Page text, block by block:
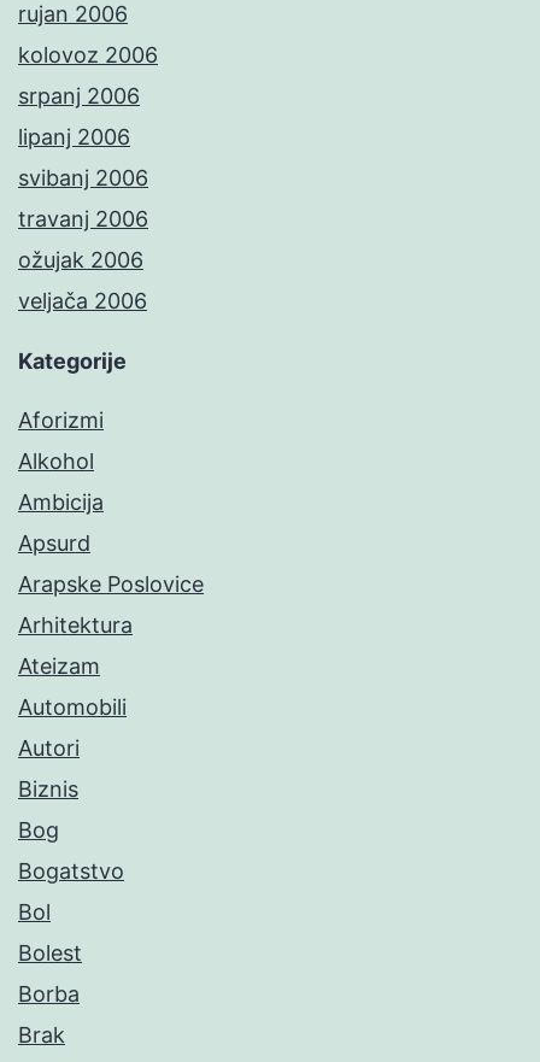
rujan 2006
kolovoz 2006
srpanj 2006
lipanj 2006
svibanj 2006
travanj 2006
ožujak 2006
veljača 2006
Kategorije
Aforizmi
Alkohol
Ambicija
Apsurd
Arapske Poslovice
Arhitektura
Ateizam
Automobili
Autori
Biznis
Bog
Bogatstvo
Bol
Bolest
Borba
Brak